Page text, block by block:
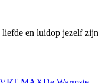
liefde en luidop jezelf zijn